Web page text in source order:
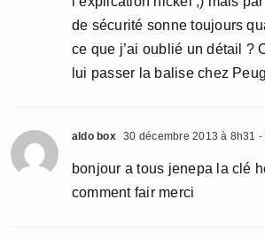
de sécurité sonne toujours
ce que j’ai oublié un détail ?
lui passer la balise chez
aldo box 30 décembre 2013 à 8h31 -
bonjour a tous jenepa la clé
comment fair merci